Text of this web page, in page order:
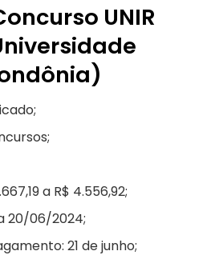
UNIR
a R$ 4.556,92;
20/06/2024;
21 de junho;